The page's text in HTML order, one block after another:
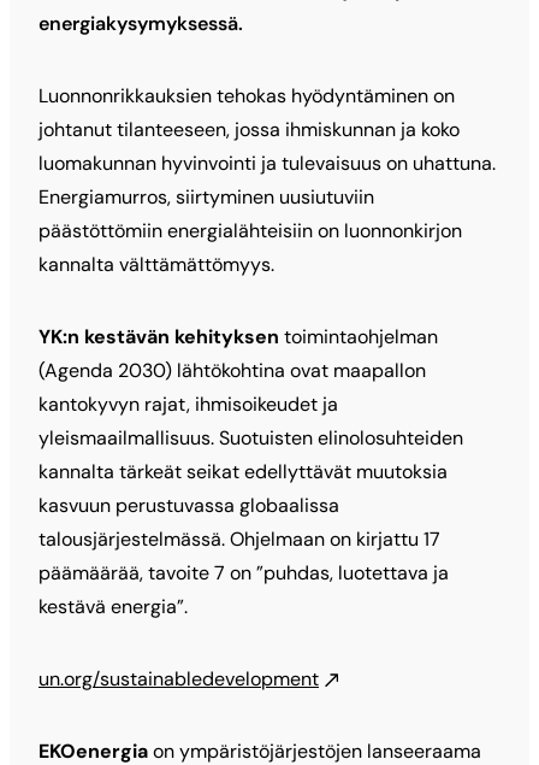
energiakysymyksessä.
Luonnonrikkauksien tehokas hyödyntäminen on
johtanut tilanteeseen, jossa ihmiskunnan ja koko
luomakunnan hyvinvointi ja tulevaisuus on uhattuna.
Energiamurros, siirtyminen uusiutuviin
päästöttömiin energialähteisiin on luonnonkirjon
kannalta välttämättömyys.
YK:n kestävän kehityksen toimintaohjelman
(Agenda 2030) lähtökohtina ovat maapallon
kantokyvyn rajat, ihmisoikeudet ja
yleismaailmallisuus. Suotuisten elinolosuhteiden
kannalta tärkeät seikat edellyttävät muutoksia
kasvuun perustuvassa globaalissa
talousjärjestelmässä. Ohjelmaan on kirjattu 17
päämäärää, tavoite 7 on ”puhdas, luotettava ja
kestävä energia”.
un.org/sustainabledevelopment
EKOenergiaon ympäristöjärjestöjen lanseeraama